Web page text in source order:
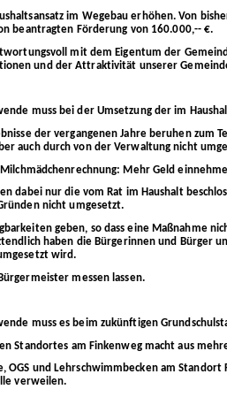
im Wegebau erhöhen. Von
beantragten Förderung von 160.000,-- €.
mit dem Eigentum der
und der Attraktivität unserer
muss bei der Umsetzung der im
der vergangenen Jahre beruhen zum
auch durch von der Verwaltung nicht
Milchmädchenrechnung: Mehr Geld
dabei nur die vom Rat im Haushalt
nicht umgesetzt.
geben, so dass eine Maßnahme
haben die Bürgerinnen und Bürger
wird.
messen lassen.
muss es beim zukünftigen
Standortes am Finkenweg macht aus
OGS und Lehrschwimmbecken am
verweilen.